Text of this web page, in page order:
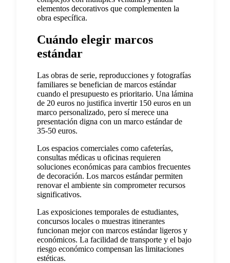
elementos decorativos que complementen la
obra específica.
Cuándo elegir marcos
estándar
Las obras de serie, reproducciones y fotografías
familiares se benefician de marcos estándar
cuando el presupuesto es prioritario. Una lámina
de 20 euros no justifica invertir 150 euros en un
marco personalizado, pero sí merece una
presentación digna con un marco estándar de
35-50 euros.
Los espacios comerciales como cafeterías,
consultas médicas u oficinas requieren
soluciones económicas para cambios frecuentes
de decoración. Los marcos estándar permiten
renovar el ambiente sin comprometer recursos
significativos.
Las exposiciones temporales de estudiantes,
concursos locales o muestras itinerantes
funcionan mejor con marcos estándar ligeros y
económicos. La facilidad de transporte y el bajo
riesgo económico compensan las limitaciones
estéticas.